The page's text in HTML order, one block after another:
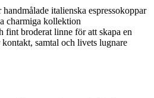
italienska espressokoppar
charmiga kollektion
fint broderat linne för att skapa en
samtal och livets lugnare